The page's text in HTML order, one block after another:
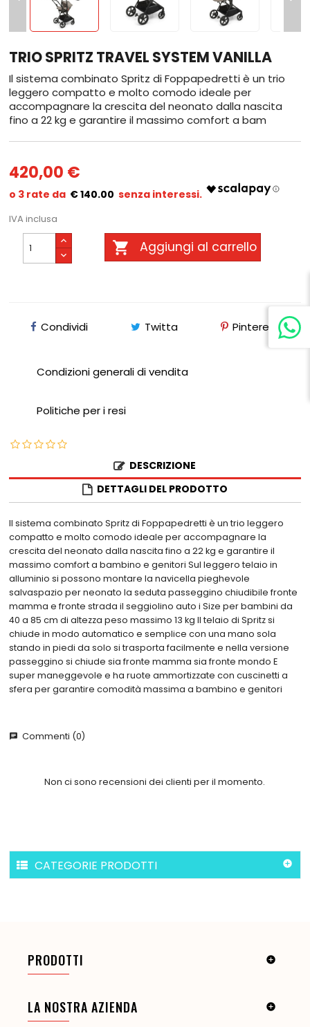
TRIO SPRITZ TRAVEL SYSTEM VANILLA
Il sistema combinato Spritz di Foppapedretti è un trio
leggero compatto e molto comodo ideale per
accompagnare la crescita del neonato dalla nascita
fino a 22 kg e garantire il massimo comfort a bam
420,00 €
€ 140.00
IVA inclusa
 Aggiungi al carrello
Condividi Twitta Pinterest
Condizioni generali di vendita
Politiche per i resi
DESCRIZIONE
DETTAGLI DEL PRODOTTO
Il sistema combinato Spritz di Foppapedretti è un trio leggero
compatto e molto comodo ideale per accompagnare la
crescita del neonato dalla nascita fino a 22 kg e garantire il
massimo comfort a bambino e genitori Sul leggero telaio in
alluminio si possono montare la navicella pieghevole
salvaspazio per neonato la seduta passeggino chiudibile fronte
mamma e fronte strada il seggiolino auto i Size per bambini da
40 a 85 cm di altezza peso massimo 13 kg Il telaio di Spritz si
chiude in modo automatico e semplice con una mano sola
stando in piedi da solo si trasporta facilmente e nella versione
passeggino si chiude sia fronte mamma sia fronte mondo E
super maneggevole e ha ruote ammortizzate con cuscinetti a
sfera per garantire comodità massima a bambino e genitori
chat Commenti (0)
Non ci sono recensioni dei clienti per il momento.
CATEGORIE PRODOTTI 
PRODOTTI 
LA NOSTRA AZIENDA 